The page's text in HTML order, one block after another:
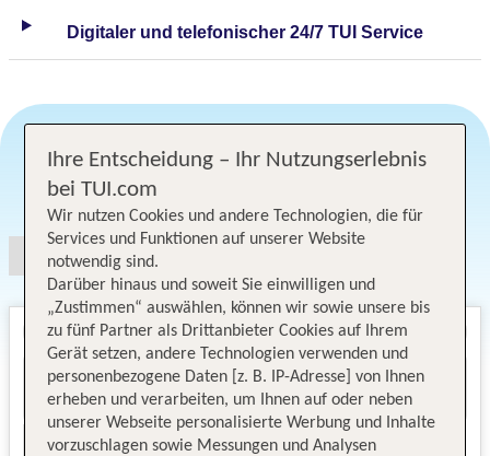
Digitaler und telefonischer 24/7 TUI Service
Angebotsauswahl
Ihre Entscheidung – Ihr Nutzungserlebnis
bei TUI.com
Wir nutzen Cookies und andere Technologien, die für
Services und Funktionen auf unserer Website
notwendig sind.
Darüber hinaus und soweit Sie einwilligen und
„Zustimmen“ auswählen, können wir sowie unsere bis
zu fünf Partner als Drittanbieter Cookies auf Ihrem
Gerät setzen, andere Technologien verwenden und
personenbezogene Daten [z. B. IP-Adresse] von Ihnen
erheben und verarbeiten, um Ihnen auf oder neben
unserer Webseite personalisierte Werbung und Inhalte
vorzuschlagen sowie Messungen und Analysen